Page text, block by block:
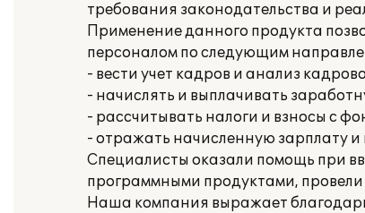
требования законодательства и
Применение данного продукта
персоналом по следующим
- вести учет кадров и анализ
- начислять и выплачивать
- рассчитывать налоги и взносы с
- отражать начисленную зарплату
Специалисты оказали помощь при
программными продуктами,
Наша компания выражает